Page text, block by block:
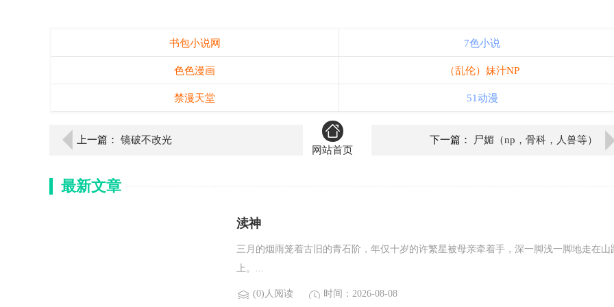
书包小说网 7色小说
色色漫画 （乱伦）妹汁NP
禁漫天堂 51动漫
上一篇： 镜破不改光
网站首页
下一篇： 尸媚（np，骨科，人兽等）
最新文章
渎神
三月的烟雨笼着古旧的青石阶，年仅十岁的许繁星被母亲牵着手，深一脚浅一脚地走在山
上。...
(0)人阅读 时间：2026-08-08